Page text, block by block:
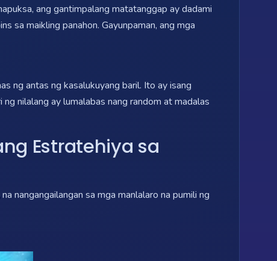
ang gantimpalang matatanggap ay dadami
sa maikling panahon. Gayunpaman, ang mga
ng antas ng kasalukuyang baril. Ito ay isang
nilalang ay lumalabas nang random at madalas
Estratehiya sa
nangangailangan sa mga manlalaro na pumili ng